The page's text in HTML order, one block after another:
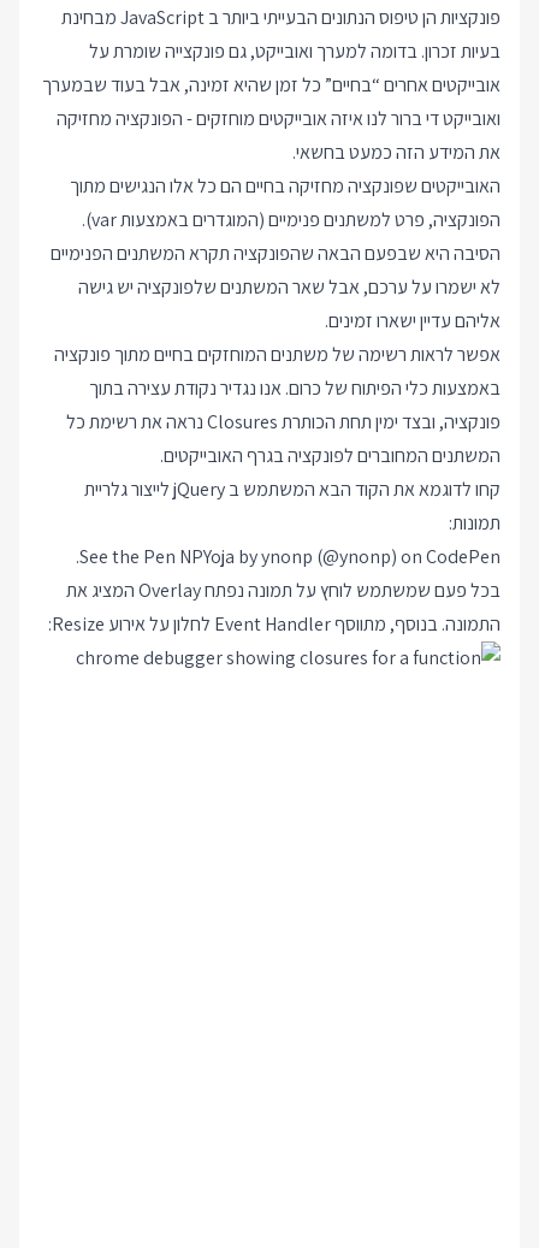
פונקציות הן טיפוס הנתונים הבעייתי ביותר ב JavaScript מבחינת
בעיות זכרון. בדומה למערך ואובייקט, גם פונקצייה שומרת על
אובייקטים אחרים “בחיים” כל זמן שהיא זמינה, אבל בעוד שבמערך
ואובייקט די ברור לנו איזה אובייקטים מוחזקים - הפונקציה מחזיקה
את המידע הזה כמעט בחשאי.
האובייקטים שפונקציה מחזיקה בחיים הם כל אלו הנגישים מתוך
הפונקציה, פרט למשתנים פנימיים (המוגדרים באמצעות var).
הסיבה היא שבפעם הבאה שהפונקציה תקרא המשתנים הפנימיים
לא ישמרו על ערכם, אבל שאר המשתנים שלפונקציה יש גישה
אליהם עדיין ישארו זמינים.
אפשר לראות רשימה של משתנים המוחזקים בחיים מתוך פונקציה
באמצעות כלי הפיתוח של כרום. אנו נגדיר נקודת עצירה בתוך
פונקציה, ובצד ימין תחת הכותרת Closures נראה את רשימת כל
המשתנים המחוברים לפונקציה בגרף האובייקטים.
קחו לדוגמא את הקוד הבא המשתמש ב jQuery לייצור גלריית
תמונות:
See the Pen NPYoja by ynonp (@ynonp) onCodePen
.
בכל פעם שמשתמש לוחץ על תמונה נפתח Overlay המציג את
התמונה. בנוסף, מתווסף Event Handler לחלון על אירוע Resize: